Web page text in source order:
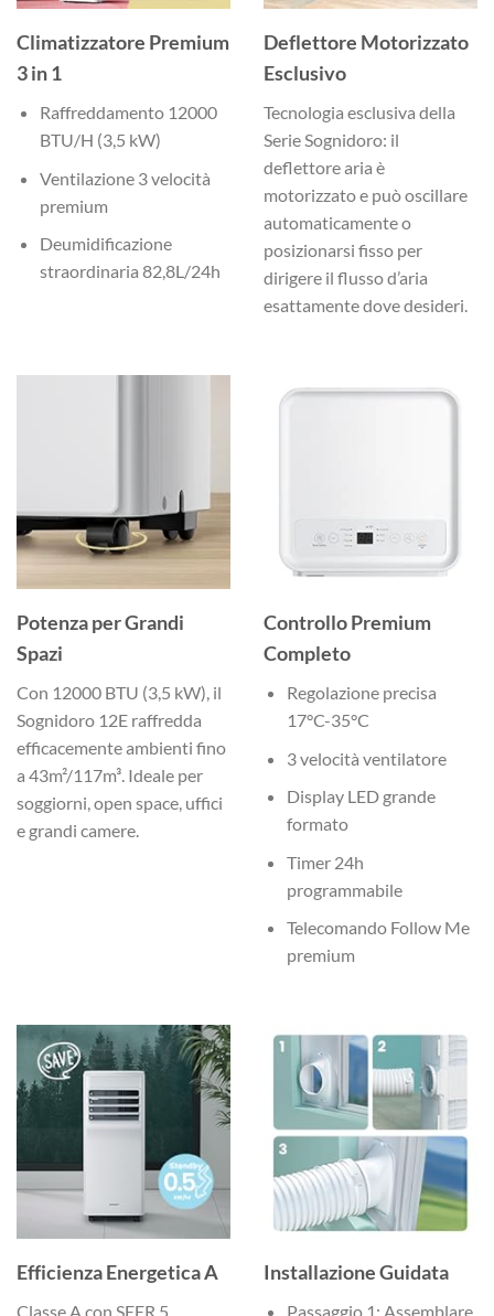
Climatizzatore Premium
3 in 1
Raffreddamento 12000
BTU/H (3,5 kW)
Ventilazione 3 velocità
premium
Deumidificazione
straordinaria 82,8L/24h
Deflettore Motorizzato
Esclusivo
Tecnologia esclusiva della
Serie Sognidoro: il
deflettore aria è
motorizzato e può oscillare
automaticamente o
posizionarsi fisso per
dirigere il flusso d’aria
esattamente dove desideri.
Potenza per Grandi
Spazi
Con 12000 BTU (3,5 kW), il
Sognidoro 12E raffredda
efficacemente ambienti fino
a 43m²/117m³. Ideale per
soggiorni, open space, uffici
e grandi camere.
Controllo Premium
Completo
Regolazione precisa
17°C-35°C
3 velocità ventilatore
Display LED grande
formato
Timer 24h
programmabile
Telecomando Follow Me
premium
Efficienza Energetica A
Classe A con SEER 5
Installazione Guidata
Passaggio 1: Assemblare